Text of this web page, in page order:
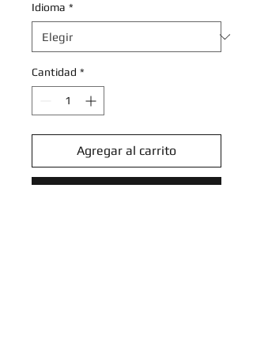
Idioma *
Cantidad *
Agregar al carrito